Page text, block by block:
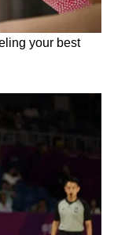
कारण आकर्षण
में भी लग जाता
टेबल के एक
पानी भरा
हैं।
मानसून
में फूलों से भर